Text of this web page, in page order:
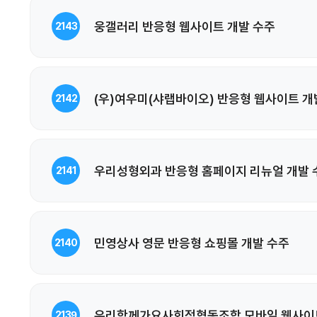
2143 웅갤러리 반응형 웹사이트 개발 수주
2142 (우)여우미(샤랩바이오) 반응형 웹사이트 개
2141 우리성형외과 반응형 홈페이지 리뉴얼 개발
2140 민영상사 영문 반응형 쇼핑몰 개발 수주